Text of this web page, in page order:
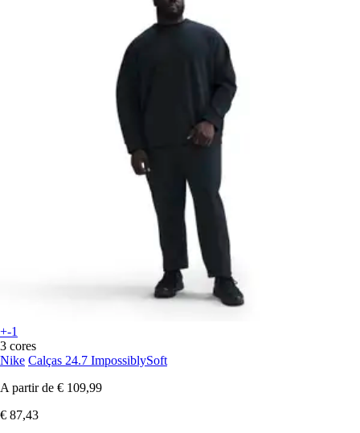
+-1
3 cores
Nike Calças 24.7 ImpossiblySoft
A partir de € 109,99
€ 87,43